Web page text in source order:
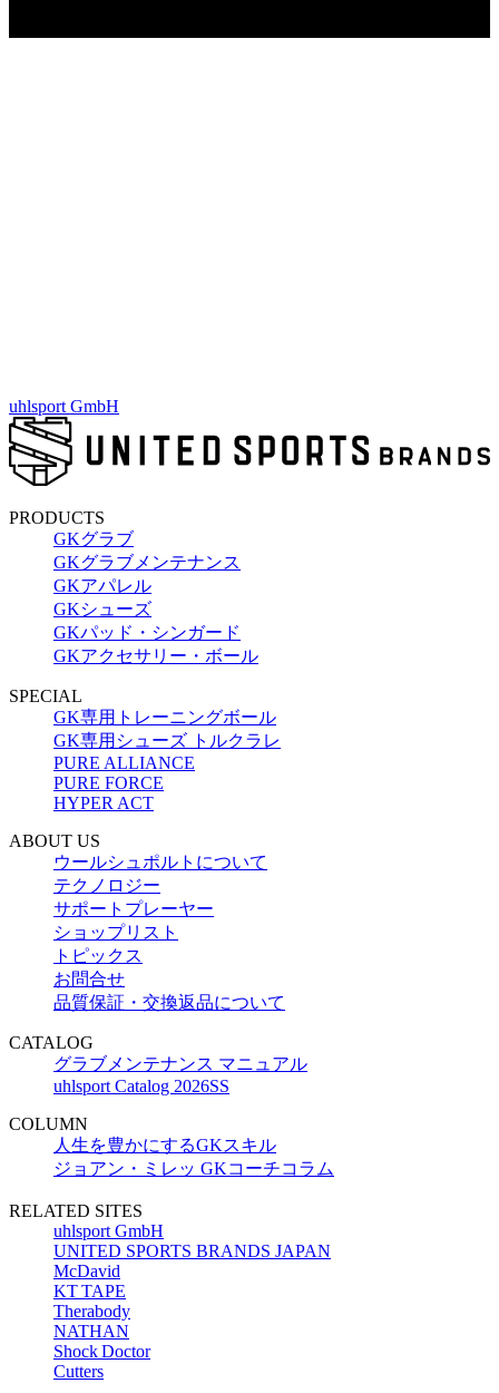
uhlsport GmbH
PRODUCTS
GKグラブ
GKグラブメンテナンス
GKアパレル
GKシューズ
GKパッド・シンガード
GKアクセサリー・ボール
SPECIAL
GK専用トレーニングボール
GK専用シューズ トルクラレ
PURE ALLIANCE
PURE FORCE
HYPER ACT
ABOUT US
ウールシュポルトについて
テクノロジー
サポートプレーヤー
ショップリスト
トピックス
お問合せ
品質保証・交換返品について
CATALOG
グラブメンテナンス マニュアル
uhlsport Catalog 2026SS
COLUMN
人生を豊かにするGKスキル
ジョアン・ミレッ GKコーチコラム
RELATED SITES
uhlsport GmbH
UNITED SPORTS BRANDS JAPAN
McDavid
KT TAPE
Therabody
NATHAN
Shock Doctor
Cutters